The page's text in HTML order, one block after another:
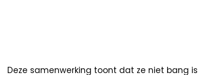
Deze samenwerking toont dat ze niet bang is